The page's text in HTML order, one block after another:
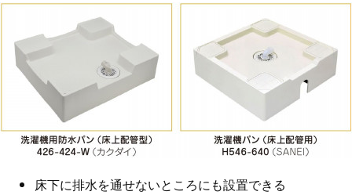
床下に排水を通せないところにも設置できる